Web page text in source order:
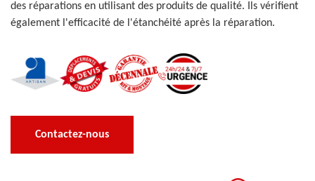
des réparations en utilisant des produits de qualité. Ils vérifient
également l'efficacité de l'étanchéité après la réparation.
Contactez-nous